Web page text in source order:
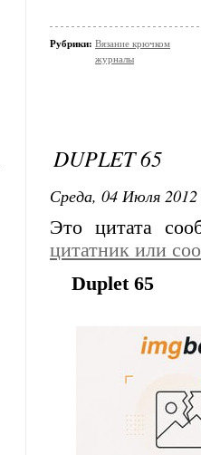
Рубрики: Вязание крючком
журналы
DUPLET 65
Среда, 04 Июля
Это цитата
цитатник или
Duplet 65